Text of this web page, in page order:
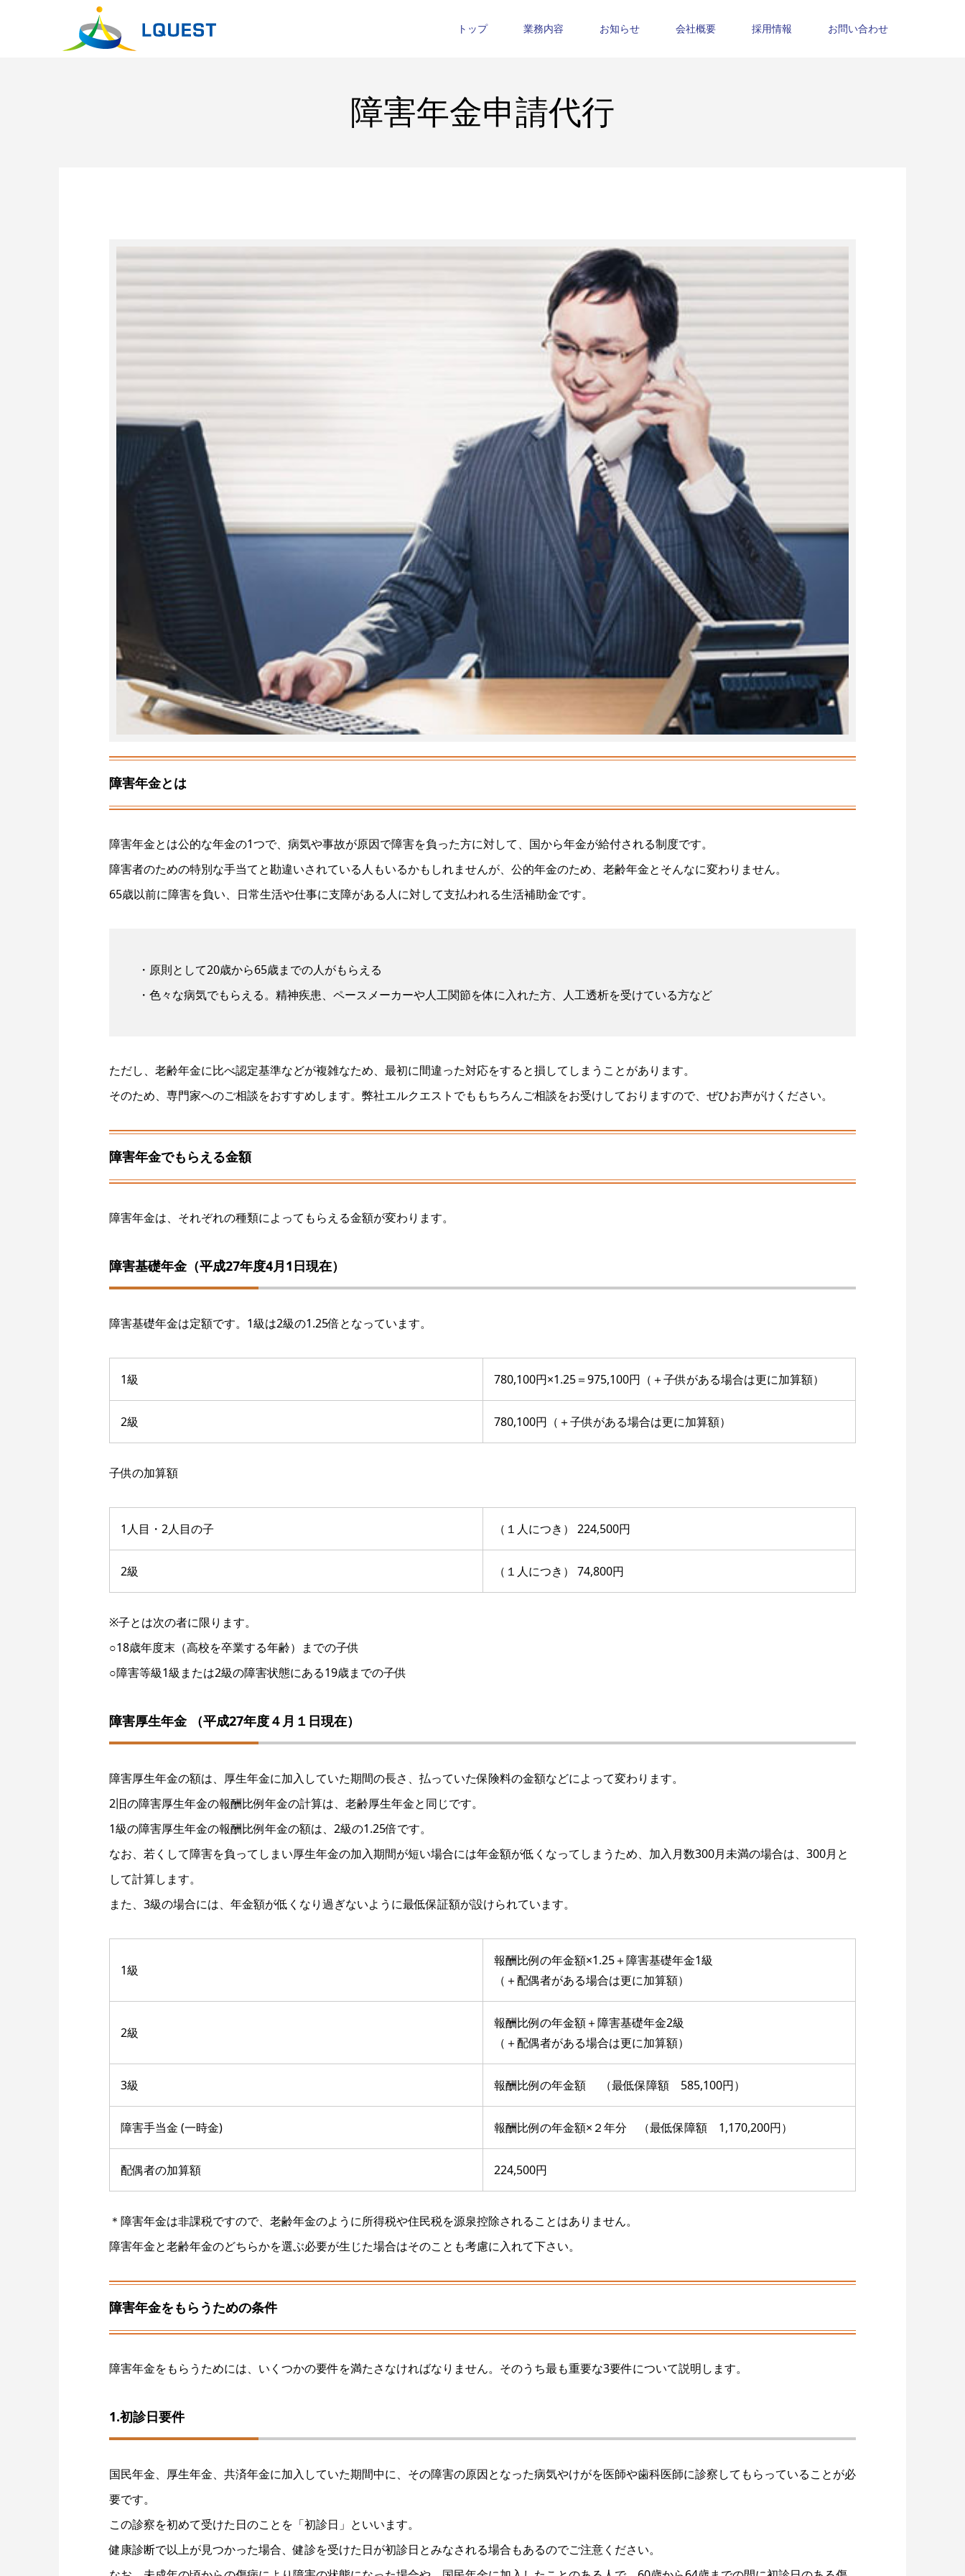
トップ 業務内容 お知らせ 会社概要 採用情報 お問い合わせ
障害年金申請代行
障害年金とは
障害年金とは公的な年金の1つで、病気や事故が原因で障害を負った方に対して、国から年金が給付される制度です。
障害者のための特別な手当てと勘違いされている人もいるかもしれませんが、公的年金のため、老齢年金とそんなに変わりません。
65歳以前に障害を負い、日常生活や仕事に支障がある人に対して支払われる生活補助金です。
・原則として20歳から65歳までの人がもらえる
・色々な病気でもらえる。精神疾患、ペースメーカーや人工関節を体に入れた方、人工透析を受けている方など
ただし、老齢年金に比べ認定基準などが複雑なため、最初に間違った対応をすると損してしまうことがあります。
そのため、専門家へのご相談をおすすめします。弊社エルクエストでももちろんご相談をお受けしておりますので、ぜひお声がけください。
障害年金でもらえる金額
障害年金は、それぞれの種類によってもらえる金額が変わります。
障害基礎年金（平成27年度4月1日現在）
障害基礎年金は定額です。1級は2級の1.25倍となっています。
1級 780,100円×1.25＝975,100円（＋子供がある場合は更に加算額）
2級 780,100円（＋子供がある場合は更に加算額）
子供の加算額
1人目・2人目の子 （１人につき） 224,500円
2級 （１人につき） 74,800円
※子とは次の者に限ります。
○18歳年度末（高校を卒業する年齢）までの子供
○障害等級1級または2級の障害状態にある19歳までの子供
障害厚生年金 （平成27年度４月１日現在）
障害厚生年金の額は、厚生年金に加入していた期間の長さ、払っていた保険料の金額などによって変わります。
2旧の障害厚生年金の報酬比例年金の計算は、老齢厚生年金と同じです。
1級の障害厚生年金の報酬比例年金の額は、2級の1.25倍です。
なお、若くして障害を負ってしまい厚生年金の加入期間が短い場合には年金額が低くなってしまうため、加入月数300月未満の場合は、300月と
して計算します。
また、3級の場合には、年金額が低くなり過ぎないように最低保証額が設けられています。
1級
報酬比例の年金額×1.25＋障害基礎年金1級
（＋配偶者がある場合は更に加算額）
2級
報酬比例の年金額＋障害基礎年金2級
（＋配偶者がある場合は更に加算額）
3級 報酬比例の年金額 （最低保障額 585,100円）
障害手当金 (一時金) 報酬比例の年金額×２年分 （最低保障額 1,170,200円）
配偶者の加算額 224,500円
＊障害年金は非課税ですので、老齢年金のように所得税や住民税を源泉控除されることはありません。
障害年金と老齢年金のどちらかを選ぶ必要が生じた場合はそのことも考慮に入れて下さい。
障害年金をもらうための条件
障害年金をもらうためには、いくつかの要件を満たさなければなりません。そのうち最も重要な3要件について説明します。
1.初診日要件
国民年金、厚生年金、共済年金に加入していた期間中に、その障害の原因となった病気やけがを医師や歯科医師に診察してもらっていることが必
要です。
この診察を初めて受けた日のことを「初診日」といいます。
健康診断で以上が見つかった場合、健診を受けた日が初診日とみなされる場合もあるのでご注意ください。